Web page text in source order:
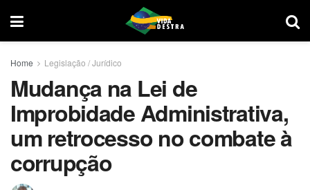
Home Legislação / Jurídico
Mudança na Lei de
Improbidade Administrativa,
um retrocesso no combate à
corrupção